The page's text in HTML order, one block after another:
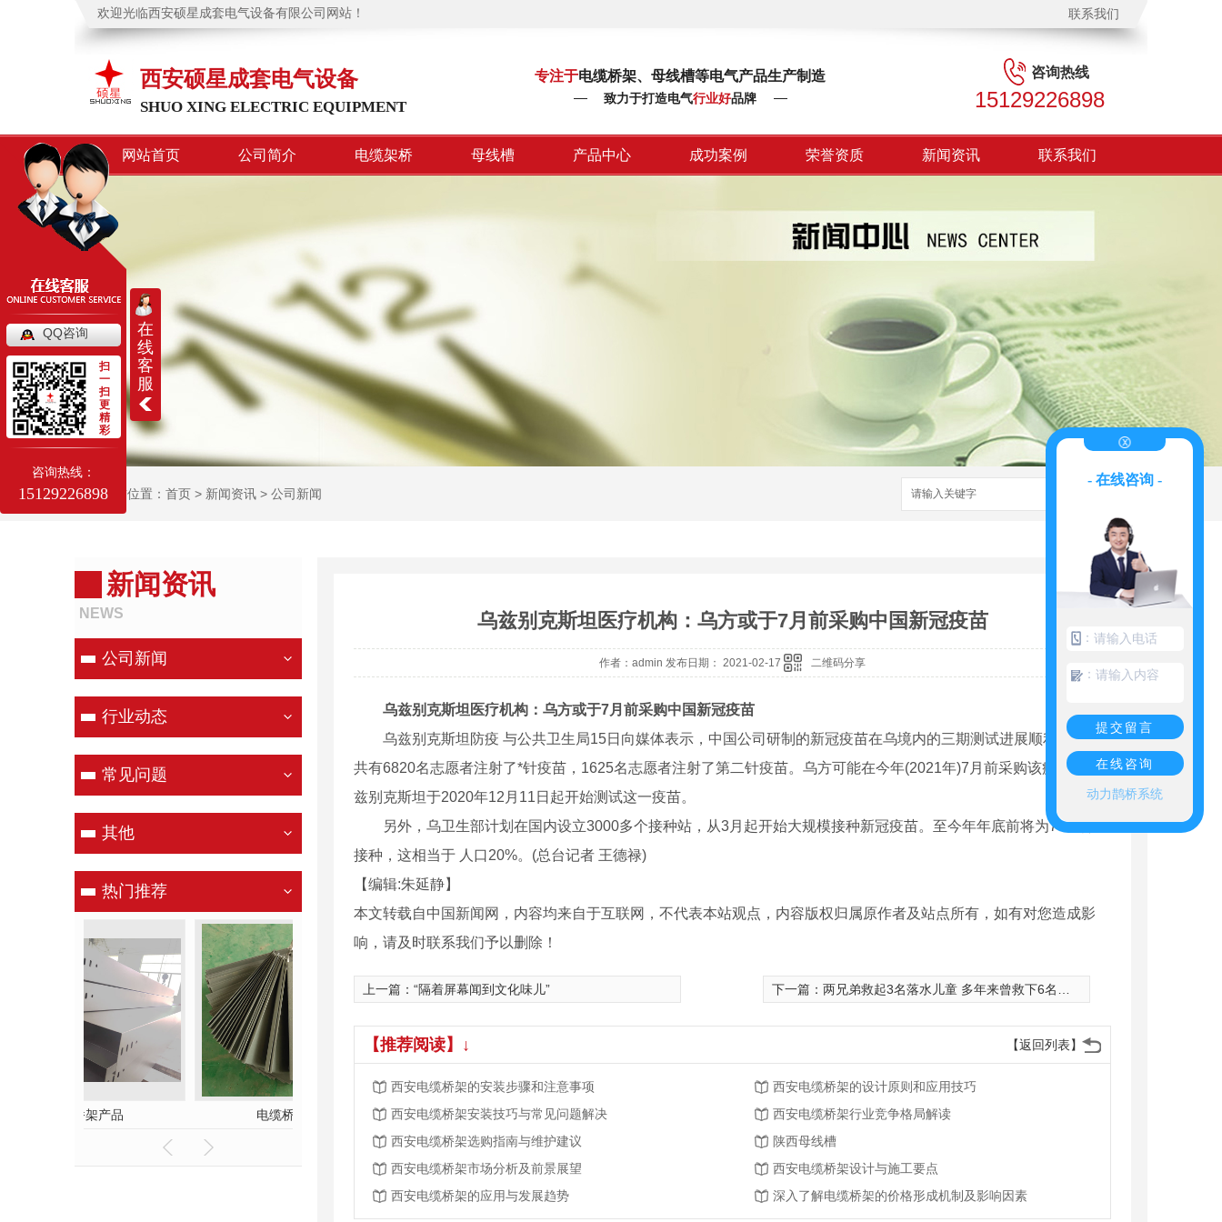
欢迎光临西安硕星成套电气设备有限公司网站！ 联系我们
西安硕星成套电气设备
SHUO XING ELECTRIC EQUIPMENT
专注于电缆桥架、母线槽等电气产品生产制造
致力于打造电气行业好品牌
咨询热线
15129226898
网站首页 公司简介 电缆架桥 母线槽 产品中心 成功案例 荣誉资质 新闻资讯 联系我们
当前位置： 首页 > 新闻资讯 > 公司新闻
新闻资讯
NEWS
公司新闻
行业动态
常见问题
其他
热门推荐
电缆桥架配件 电缆桥架车间 防火桥架产品
乌兹别克斯坦医疗机构：乌方或于7月前采购中国新冠疫苗
作者：admin 发布日期： 2021-02-17 二维码分享
乌兹别克斯坦医疗机构：乌方或于7月前采购中国新冠疫苗
乌兹别克斯坦防疫 与公共卫生局15日向媒体表示，中国公司研制的新冠疫苗在乌境内的三期测试进展顺利，目前
共有6820名志愿者注射了*针疫苗，1625名志愿者注射了第二针疫苗。乌方可能在今年(2021年)7月前采购该疫苗。乌
兹别克斯坦于2020年12月11日起开始测试这一疫苗。
另外，乌卫生部计划在国内设立3000多个接种站，从3月起开始大规模接种新冠疫苗。至今年年底前将为700万人
接种，这相当于 人口20%。(总台记者 王德禄)
【编辑:朱延静】
本文转载自中国新闻网，内容均来自于互联网，不代表本站观点，内容版权归属原作者及站点所有，如有对您造成影
响，请及时联系我们予以删除！
上一篇： “隔着屏幕闻到文化味儿” 下一篇： 两兄弟救起3名落水儿童 多年来曾救下6名落水者
【返回列表】
【推荐阅读】↓
西安电缆桥架的安装步骤和注意事项
西安电缆桥架的设计原则和应用技巧
西安电缆桥架安装技巧与常见问题解决
西安电缆桥架行业竞争格局解读
西安电缆桥架选购指南与维护建议
陕西母线槽
西安电缆桥架市场分析及前景展望
西安电缆桥架设计与施工要点
西安电缆桥架的应用与发展趋势
深入了解电缆桥架的价格形成机制及影响因素
在
线
客
服
QQ咨询
扫
一
扫
更
精
彩
咨询热线：
15129226898
- 在线咨询 -
：
：
提交留言
在线咨询
动力鹊桥系统